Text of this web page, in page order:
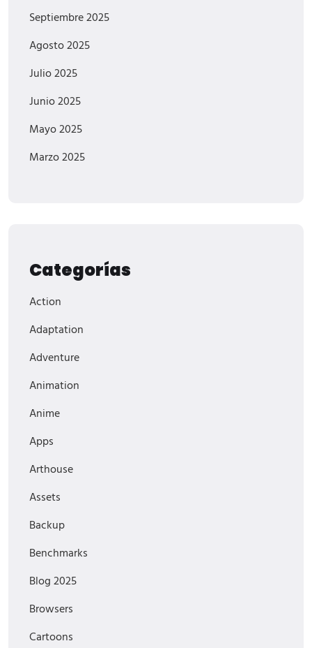
Septiembre 2025
Agosto 2025
Julio 2025
Junio 2025
Mayo 2025
Marzo 2025
Categorías
Action
Adaptation
Adventure
Animation
Anime
Apps
Arthouse
Assets
Backup
Benchmarks
Blog 2025
Browsers
Cartoons